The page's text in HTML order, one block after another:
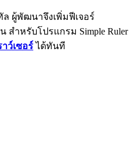
ล ผู้พัฒนาจึงเพิ่มฟีเจอร์
สำหรับโปรแกรม Simple Ruler
าว์เซอร์ได้ทันที